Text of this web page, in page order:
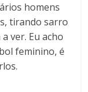
homens
tirando sarro
ver. Eu acho
feminino, é